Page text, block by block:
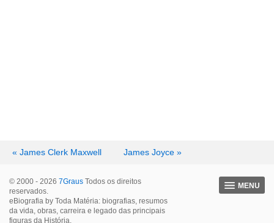
« James Clerk Maxwell James Joyce »
MENU
© 2000 - 2026 7Graus Todos os direitos
reservados.
eBiografia by Toda Matéria: biografias, resumos
da vida, obras, carreira e legado das principais
figuras da História.